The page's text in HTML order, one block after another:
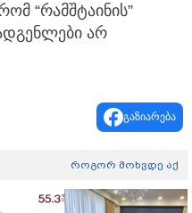
“რამშტაინის”
არ
გაზიარება
როგორ მოხვდე აქ